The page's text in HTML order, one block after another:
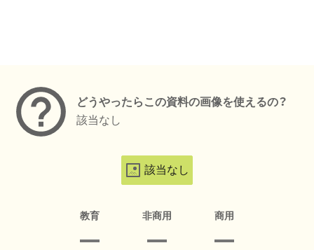
どうやったらこの資料の画像を使えるの？
該当なし
該当なし
教育 非商用 商用